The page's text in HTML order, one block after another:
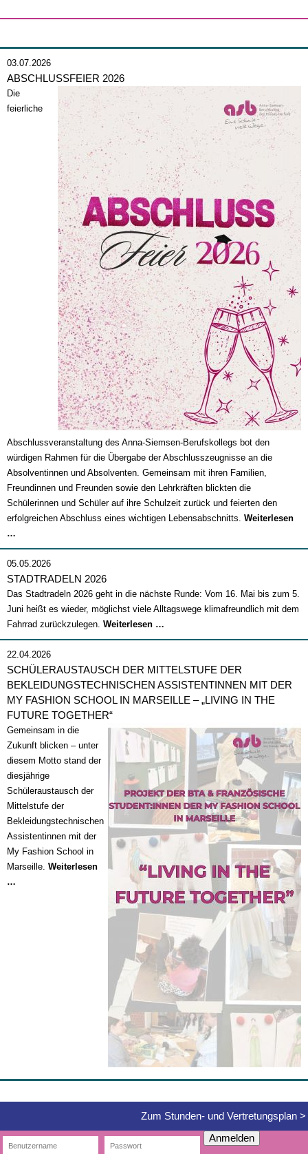
03.07.2026
ABSCHLUSSFEIER 2026
Die
feierliche
Abschlussveranstaltung des Anna-Siemsen-Berufskollegs bot den
würdigen Rahmen für die Übergabe der Abschlusszeugnisse an die
Absolventinnen und Absolventen. Gemeinsam mit ihren Familien,
Freundinnen und Freunden sowie den Lehrkräften blickten die
Schülerinnen und Schüler auf ihre Schulzeit zurück und feierten den
erfolgreichen Abschluss eines wichtigen Lebensabschnitts. Weiterlesen
…
2026
05.05.2026
STADTRADELN 2026
Das Stadtradeln 2026 geht in die nächste Runde: Vom 16. Mai bis zum 5.
Juni heißt es wieder, möglichst viele Alltagswege klimafreundlich mit dem
Fahrrad zurückzulegen. Weiterlesen …
2026
22.04.2026
SCHÜLERAUSTAUSCH DER MITTELSTUFE DER
BEKLEIDUNGSTECHNISCHEN ASSISTENTINNEN MIT DER
MY FASHION SCHOOL IN MARSEILLE – „LIVING IN THE
FUTURE TOGETHER“
Gemeinsam in die
Zukunft blicken – unter
diesem Motto stand der
diesjährige
Schüleraustausch der
Mittelstufe der
Bekleidungstechnischen
Assistentinnen mit der
My Fashion School in
Marseille. Weiterlesen
…
–
Future
Zum Stunden- und Vertretungsplan >
Anmelden